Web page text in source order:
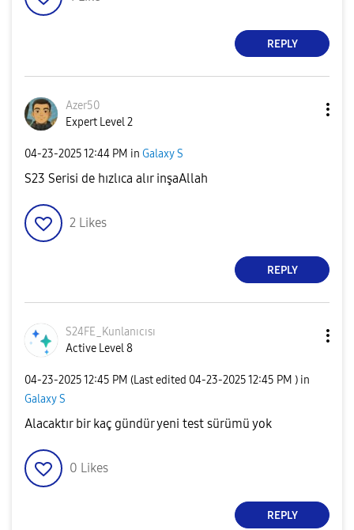
REPLY
Azer50
Expert Level 2
‎04-23-202512:44 PM in Galaxy S
S23 Serisi de hızlıca alır inşaAllah
2 Likes
REPLY
S24FE_Kunlanıcısı
Active Level 8
‎04-23-202512:45 PM (Last edited ‎04-23-202512:45 PM ) in
Galaxy S
Alacaktır bir kaç gündür yeni test sürümü yok
0 Likes
REPLY